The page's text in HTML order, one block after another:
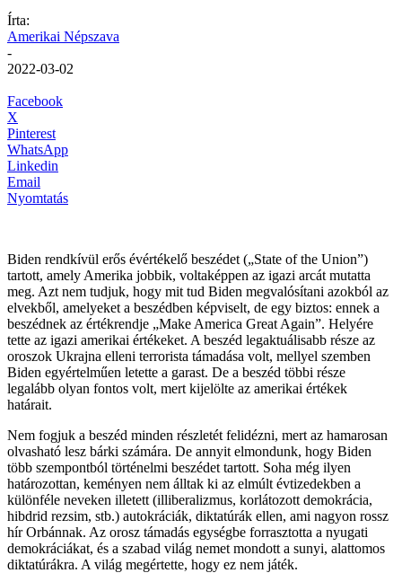
Írta:
Amerikai Népszava
-
2022-03-02
Facebook
X
Pinterest
WhatsApp
Linkedin
Email
Nyomtatás
Biden rendkívül erős évértékelő beszédet („State of the Union”)
tartott, amely Amerika jobbik, voltaképpen az igazi arcát mutatta
meg. Azt nem tudjuk, hogy mit tud Biden megvalósítani azokból az
elvekből, amelyeket a beszédben képviselt, de egy biztos: ennek a
beszédnek az értékrendje „Make America Great Again”. Helyére
tette az igazi amerikai értékeket. A beszéd legaktuálisabb része az
oroszok Ukrajna elleni terrorista támadása volt, mellyel szemben
Biden egyértelműen letette a garast. De a beszéd többi része
legalább olyan fontos volt, mert kijelölte az amerikai értékek
határait.
Nem fogjuk a beszéd minden részletét felidézni, mert az hamarosan
olvasható lesz bárki számára. De annyit elmondunk, hogy Biden
több szempontból történelmi beszédet tartott. Soha még ilyen
határozottan, keményen nem álltak ki az elmúlt évtizedekben a
különféle neveken illetett (illiberalizmus, korlátozott demokrácia,
hibdrid rezsim, stb.) autokráciák, diktatúrák ellen, ami nagyon rossz
hír Orbánnak. Az orosz támadás egységbe forrasztotta a nyugati
demokráciákat, és a szabad világ nemet mondott a sunyi, alattomos
diktatúrákra. A világ megértette, hogy ez nem játék.